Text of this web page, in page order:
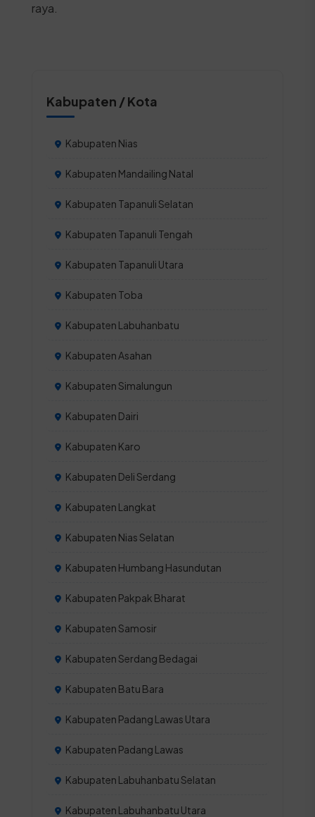
raya.
Kabupaten / Kota
Kabupaten Nias
Kabupaten Mandailing Natal
Kabupaten Tapanuli Selatan
Kabupaten Tapanuli Tengah
Kabupaten Tapanuli Utara
Kabupaten Toba
Kabupaten Labuhanbatu
Kabupaten Asahan
Kabupaten Simalungun
Kabupaten Dairi
Kabupaten Karo
Kabupaten Deli Serdang
Kabupaten Langkat
Kabupaten Nias Selatan
Kabupaten Humbang Hasundutan
Kabupaten Pakpak Bharat
Kabupaten Samosir
Kabupaten Serdang Bedagai
Kabupaten Batu Bara
Kabupaten Padang Lawas Utara
Kabupaten Padang Lawas
Kabupaten Labuhanbatu Selatan
Kabupaten Labuhanbatu Utara